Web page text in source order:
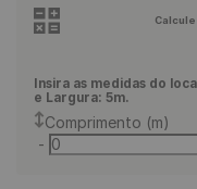
Insira as medidas do
e Largura: 5m.
Comprimento (m)
-